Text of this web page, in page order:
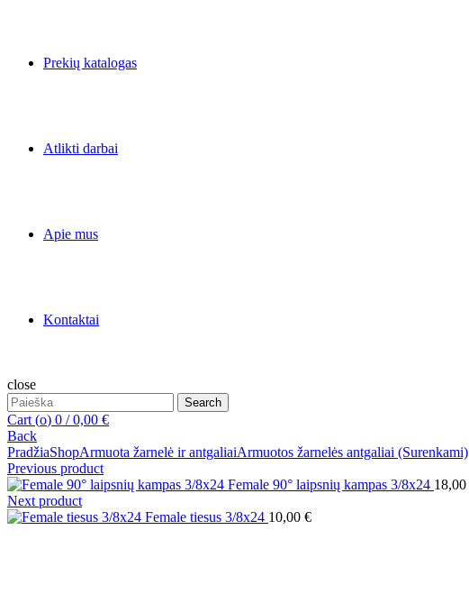
Prekių katalogas
Atlikti darbai
Apie mus
Kontaktai
close
Search
for:
Search
Cart (o) 0 / 0,00 €
Back
PradžiaShopArmuota žarnelė ir antgaliaiArmuotos žarnelės antgaliai (Surenkami)
Previous product
Female 90° laipsnių kampas 3/8x24 18,00
Next product
Female tiesus 3/8x24 10,00 €